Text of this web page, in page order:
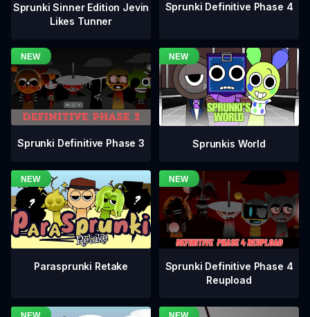
Sprunki Sinner Edition Jevin
Likes Tunner
Sprunki Definitive Phase 4
Sprunki Definitive Phase 3 Sprunkis World
Parasprunki Retake
Sprunki Definitive Phase 4
Reupload